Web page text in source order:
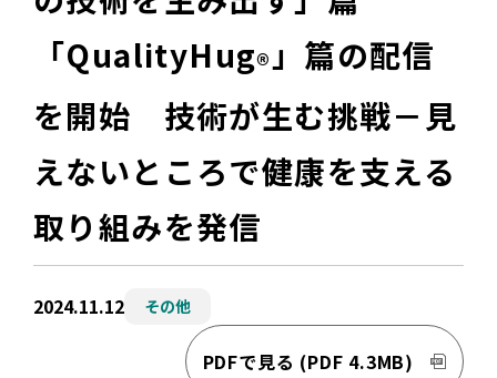
「QualityHug®」篇の配信
を開始 技術が生む挑戦－見
えないところで健康を支える
取り組みを発信
2024.11.12 その他
PDFで見る (PDF 4.3MB)